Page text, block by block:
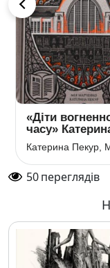
«Діти
часу»
Пекур, Мія
Марченко
50переглядів